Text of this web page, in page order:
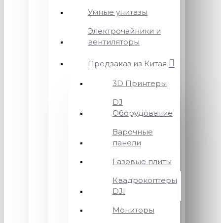
Умные унитазы
Электрочайники и
вентиляторы
Предзаказ из Китая
3D Принтеры
DJ
Оборудование
Варочные
панели
Газовые плиты
Квадрокоптеры
DJI
Мониторы